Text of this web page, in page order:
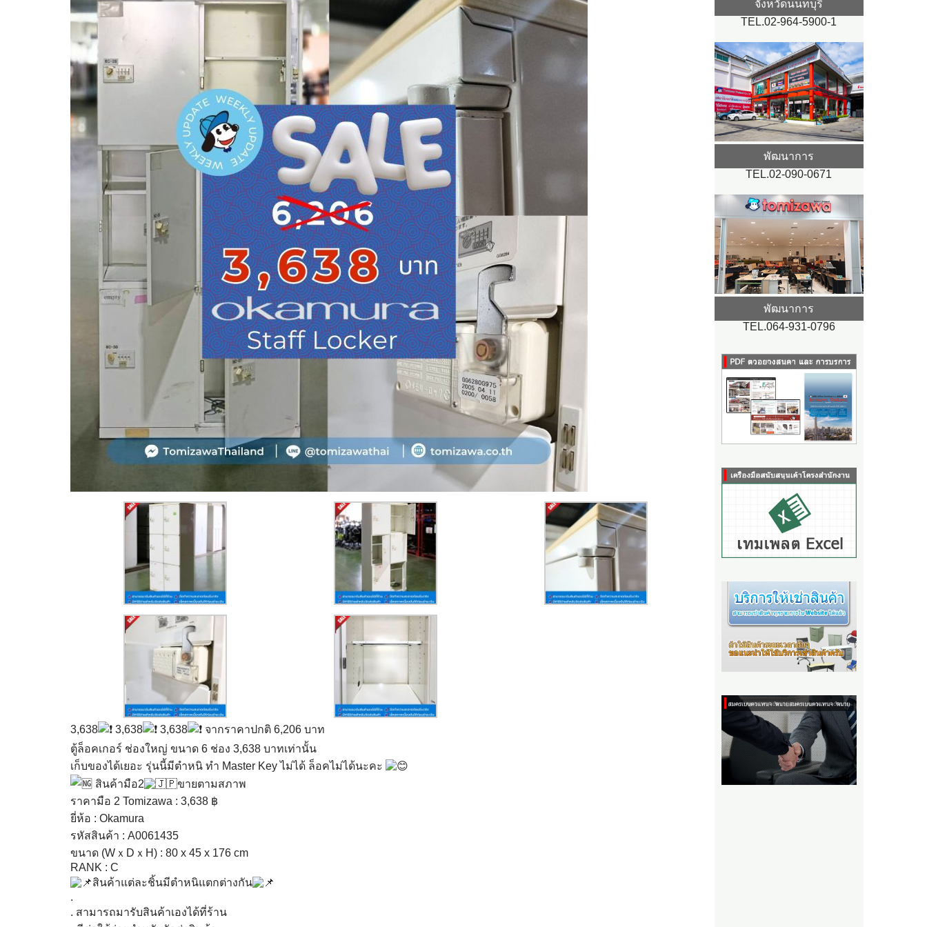
3,638 3,638 3,638
จากราคาปกติ 6,206 บาท
ตู้ล็อคเกอร์ ช่องใหญ่ ขนาด 6 ช่อง 3,638 บาทเท่านั้น
เก็บของได้เยอะ รุ่นนี้มีตำหนิ ทำ Master Key ไม่ได้ ล็อคไม่ได้นะคะ
สินค้ามือ2
ขายตามสภาพ
ราคามือ 2 Tomizawa : 3,638 ฿
ยี่ห้อ : Okamura
รหัสสินค้า : A0061435
ขนาด (WｘDｘH) : 80 x 45 x 176 cm
RANK : C
สินค้าแต่ละชิ้นมีตำหนิแตกต่างกัน
.
. สามารถมารับสินค้าเองได้ที่ร้าน
จังหวัดนนทบุรี
TEL.02-964-5900-1
พัฒนาการ
TEL.02-090-0671
พัฒนาการ
TEL.064-931-0796